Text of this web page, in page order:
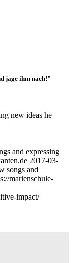
jage ihm nach!"
new ideas he
and expressing
2017-03-
songs and
marienschule-
impact/